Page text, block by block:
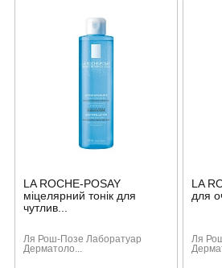
LA ROCHE-POSAY
міцелярний тонік для
чутлив...
Ля Рош-Позе Лаборатуар
Дерматоло...
LA
для
Ля